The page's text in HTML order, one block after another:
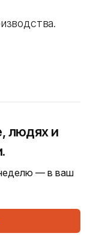
людях и
— в ваш